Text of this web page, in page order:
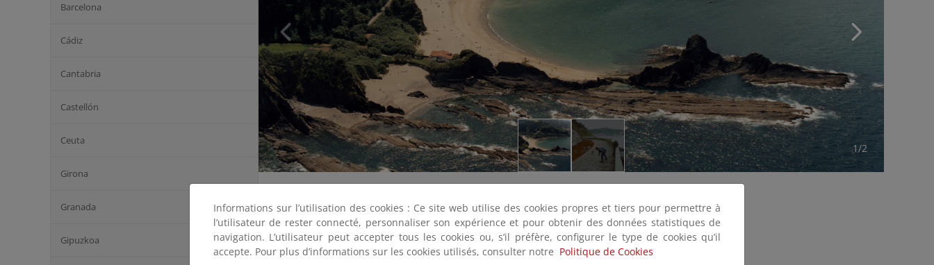
Barcelona
Cádiz
Cantabria
Castellón
Ceuta
Girona
Granada
Gipuzkoa
1/2
Informations sur l’utilisation des cookies : Ce site web utilise des cookies propres et tiers pour permettre à
l’utilisateur de rester connecté, personnaliser son expérience et pour obtenir des données statistiques de
navigation. L’utilisateur peut accepter tous les cookies ou, s’il préfère, configurer le type de cookies qu’il
accepte. Pour plus d’informations sur les cookies utilisés, consulter notre Politique de Cookies